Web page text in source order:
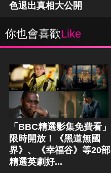
色退出真相大公開
你也會喜歡Like
「BBC精選影集免費看」
限時開放！《黑道無國
界》、《幸福谷》等20部
精選英劇好...